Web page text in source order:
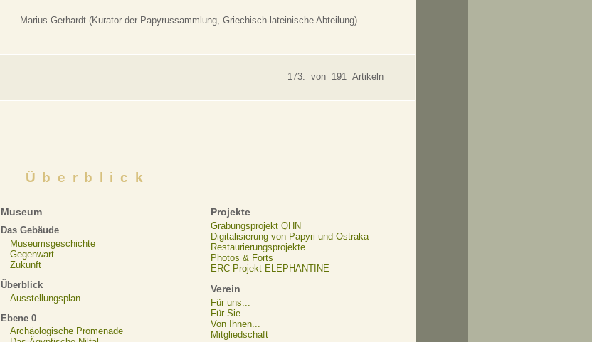
Marius Gerhardt (Kurator der Papyrussammlung, Griechisch-lateinische Abteilung)
173. von 191 Artikeln
Überblick
Museum
Das Gebäude
Museumsgeschichte
Gegenwart
Zukunft
Überblick
Ausstellungsplan
Ebene 0
Archäologische Promenade
Projekte
Grabungsprojekt QHN
Digitalisierung von Papyri und Ostraka
Restaurierungsprojekte
Photos & Forts
ERC-Projekt ELEPHANTINE
Verein
Für uns...
Für Sie...
Von Ihnen...
Mitgliedschaft